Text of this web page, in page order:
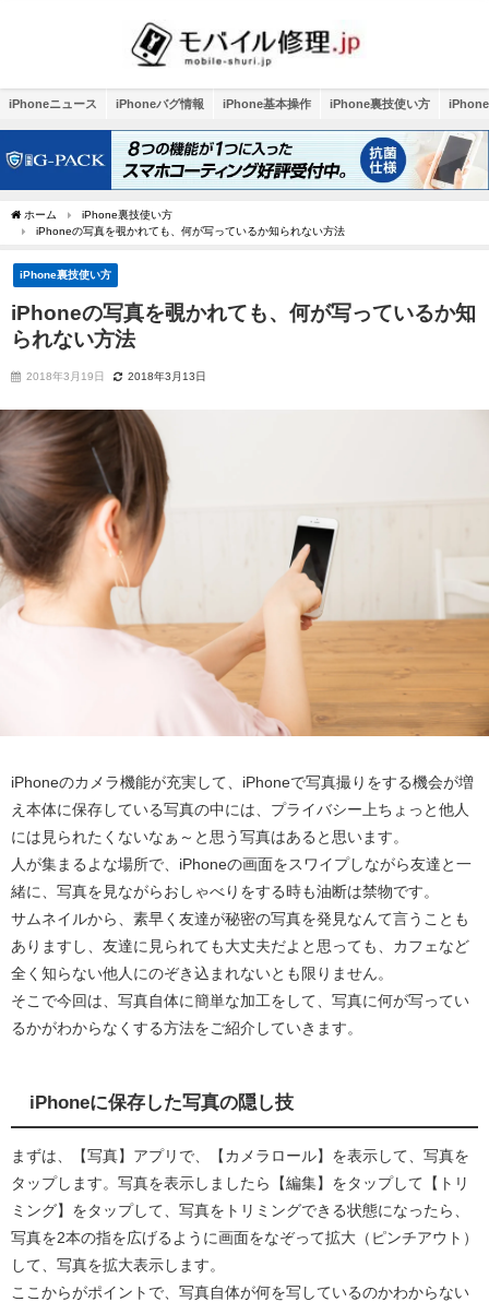
iPhoneニュース iPhoneバグ情報 iPhone基本操作 iPhone裏技使い方
ホーム
iPhone裏技使い方
iPhoneの写真を覗かれても、何が写っているか知られない方法
iPhone裏技使い方
iPhoneの写真を覗かれても、何が写っているか知
られない方法
2018年3月19日 2018年3月13日
iPhoneのカメラ機能が充実して、iPhoneで写真撮りをする機会が増
え本体に保存している写真の中には、プライバシー上ちょっと他人
には見られたくないなぁ～と思う写真はあると思います。
人が集まるよな場所で、iPhoneの画面をスワイプしながら友達と一
緒に、写真を見ながらおしゃべりをする時も油断は禁物です。
サムネイルから、素早く友達が秘密の写真を発見なんて言うことも
ありますし、友達に見られても大丈夫だよと思っても、カフェなど
全く知らない他人にのぞき込まれないとも限りません。
そこで今回は、写真自体に簡単な加工をして、写真に何が写ってい
るかがわからなくする方法をご紹介していきます。
iPhoneに保存した写真の隠し技
まずは、【写真】アプリで、【カメラロール】を表示して、写真を
タップします。写真を表示しましたら【編集】をタップして【トリ
ミング】をタップして、写真をトリミングできる状態になったら、
写真を2本の指を広げるように画面をなぞって拡大（ピンチアウト）
して、写真を拡大表示します。
ここからがポイントで、写真自体が何を写しているのかわからない